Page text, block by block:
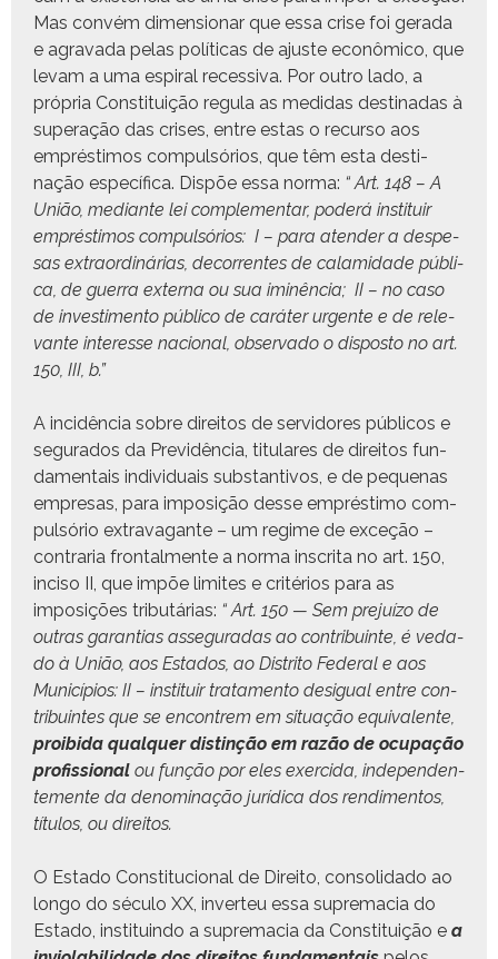
Mas con­vém dimen­sion­ar que essa crise foi ger­a­da
e agrava­da pelas políti­cas de ajuste econômi­co, que
lev­am a uma espi­ral reces­si­va. Por out­ro lado, a
própria Con­sti­tu­ição reg­u­la as medi­das des­ti­nadas à
super­ação das crises, entre estas o recur­so aos
emprés­ti­mos com­pul­sórios, que têm esta des­ti­
nação especí­fi­ca. Dis­põe essa nor­ma: “ Art. 148 – A
União, medi­ante lei com­ple­men­tar, poderá insti­tuir
emprés­ti­mos com­pul­sórios: I – para aten­der a despe­
sas extra­ordinárias, decor­rentes de calami­dade públi­
ca, de guer­ra exter­na ou sua iminên­cia; II – no caso
de inves­ti­men­to públi­co de caráter urgente e de rel­e­
vante inter­esse nacional, obser­va­do o dis­pos­to no art.
150, III, b.”
A incidên­cia sobre dire­itos de servi­dores públi­cos e
segu­ra­dos da Pre­v­idên­cia, tit­u­lares de dire­itos fun­
da­men­tais indi­vid­u­ais sub­stan­tivos, e de peque­nas
empre­sas, para imposição desse emprés­ti­mo com­
pul­sório extrav­a­gante – um regime de exceção –
con­traria frontal­mente a nor­ma inscri­ta no art. 150,
inciso II, que impõe lim­ites e critérios para as
imposições trib­utárias: “ Art. 150 — Sem pre­juí­zo de
out­ras garan­tias asse­gu­radas ao con­tribuinte, é veda­
do à União, aos Esta­dos, ao Dis­tri­to Fed­er­al e aos
Municí­pios: II – insti­tuir trata­men­to desigual entre con­
tribuintes que se encon­trem em situ­ação equiv­a­lente,
proibi­da qual­quer dis­tinção em razão de ocu­pação
profis­sion­al ou função por eles exer­ci­da, inde­pen­den­
te­mente da denom­i­nação jurídi­ca dos rendi­men­tos,
títu­los, ou direitos.
O Esta­do Con­sti­tu­cional de Dire­ito, con­sol­i­da­do ao
lon­go do sécu­lo XX, inver­teu essa suprema­cia do
Esta­do, insti­tuin­do a suprema­cia da Con­sti­tu­ição e a